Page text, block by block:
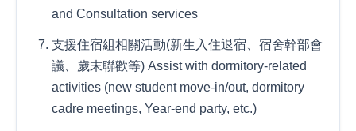
and Consultation services
支援住宿組相關活動(新生入住退宿、宿舍幹部會
議、歲末聯歡等) Assist with dormitory-related
activities (new student move-in/out, dormitory
cadre meetings, Year-end party, etc.)